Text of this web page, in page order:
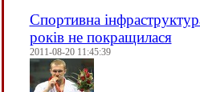
Спортивна
років не покращилася
2011-08-20 11:45:39